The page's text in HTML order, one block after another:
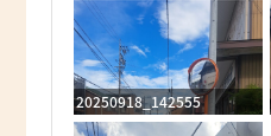
20250918_142555